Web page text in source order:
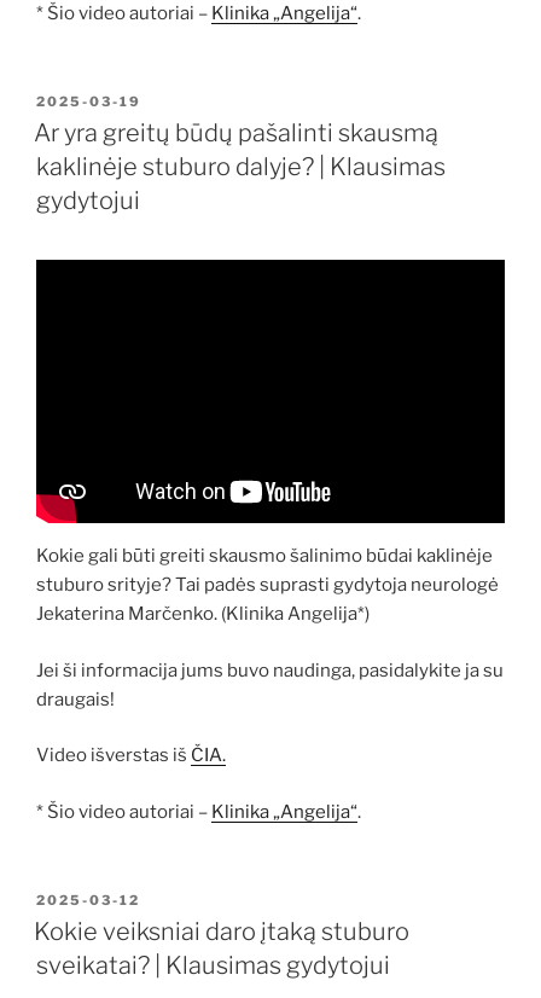
* Šio video autoriai – Klinika „Angelija“.
PASKELBTA
2025-03-19
Ar yra greitų būdų pašalinti skausmą
kaklinėje stuburo dalyje? | Klausimas
gydytojui
Kokie gali būti greiti skausmo šalinimo būdai kaklinėje
stuburo srityje? Tai padės suprasti gydytoja neurologė
Jekaterina Marčenko. (Klinika Angelija*)
Jei ši informacija jums buvo naudinga, pasidalykite ja su
draugais!
Video išverstas iš ČIA.
* Šio video autoriai – Klinika „Angelija“.
PASKELBTA
2025-03-12
Kokie veiksniai daro įtaką stuburo
sveikatai? | Klausimas gydytojui